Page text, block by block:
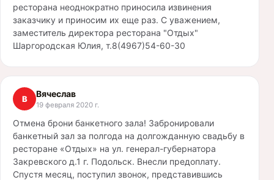
ресторана неоднократно приносила извинения
заказчику и приносим их еще раз. С уважением,
заместитель директора ресторана "Отдых"
Шаргородская Юлия, т.8(4967)54-60-30
В Вячеслав
19 февраля 2020 г.
Отмена брони банкетного зала! Забронировали
банкетный зал за полгода на долгожданную свадьбу в
ресторане «Отдых» на ул. генерал-губернатора
Закревского д.1 г. Подольск. Внесли предоплату.
Спустя месяц, поступил звонок, представившись